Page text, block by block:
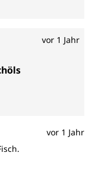
vor 1 Jahr
2 von 5 Sternen
vor 1 Jahr